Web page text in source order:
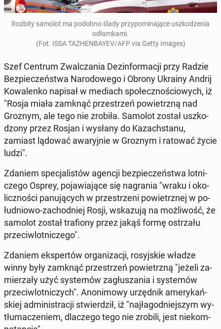
Rozbity samolot ma podobno ślady przy­po­mi­na­ją­ce uszko­dze­nia
odłam­ka­mi.
(Fot. ISSA TA­ZHEN­BAY­EV/AFP via Getty Images)
Szef Centrum Zwal­cza­nia Dez­in­for­ma­cji przy Radzie
Bez­pie­czeń­stwa Na­ro­do­we­go i Obrony Ukrainy Andrij
Ko­wa­len­ko napisał w mediach spo­łecz­no­ścio­wych, iż
"Rosja miała zamknąć prze­strzeń po­wietrz­ną nad
Groznym, ale tego nie zrobiła. Samolot został uszko­
dzo­ny przez Rosjan i wysłany do Ka­zach­sta­nu,
zamiast lądować awa­ryj­nie w Groznym i ratować życie
ludzi".
Zdaniem spe­cja­li­stów agencji bez­pie­czeń­stwa lot­ni­
cze­go Osprey, po­ja­wia­ją­ce się na­gra­nia "wraku i oko­
licz­no­ści pa­nu­ją­cych w prze­strze­ni po­wietrz­nej w po­
łu­dnio­wo-za­chod­niej Rosji, wska­zu­ją na moż­li­wość, że
samolot został tra­fio­ny przez jakąś formę ostrza­łu
prze­ciw­lot­ni­cze­go".
Zdaniem eks­per­tów or­ga­ni­za­cji, ro­syj­skie władze
winny były zamknąć prze­strzeń po­wietrz­ną "jeżeli za­
mie­rza­ły użyć sys­te­mów za­głu­sza­nia i sys­te­mów
prze­ciw­lot­ni­czych". Ano­ni­mo­wy urzęd­nik ame­ry­kań­
skiej ad­mi­ni­stra­cji stwier­dził, iż "naj­ła­god­niej­szym wy­
tłu­ma­cze­niem, dla­cze­go tego nie zrobili, jest nie­kom­